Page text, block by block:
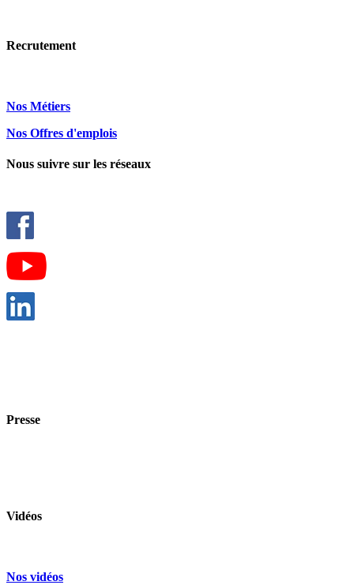
Recrutement
Nos Métiers
Nos Offres d'emplois
Nous suivre sur les réseaux
Presse
Vidéos
Nos vidéos